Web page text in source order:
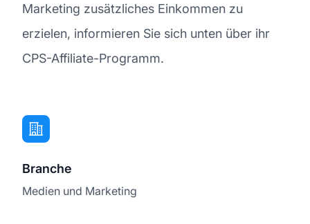
Marketing zusätzliches Einkommen zu
erzielen, informieren Sie sich unten über ihr
CPS-Affiliate-Programm.
Branche
Medien und Marketing